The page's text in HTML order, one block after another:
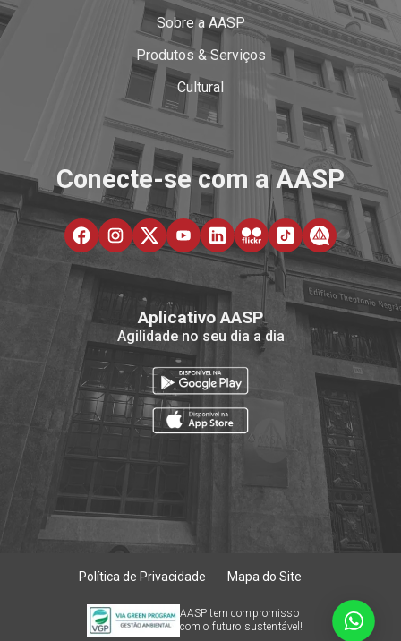
Sobre a AASP
Produtos & Serviços
Cultural
Conecte-se com a AASP
Aplicativo AASP
Agilidade no seu dia a dia
Política de Privacidade Mapa do Site
AASP tem compromisso
com o futuro sustentável!